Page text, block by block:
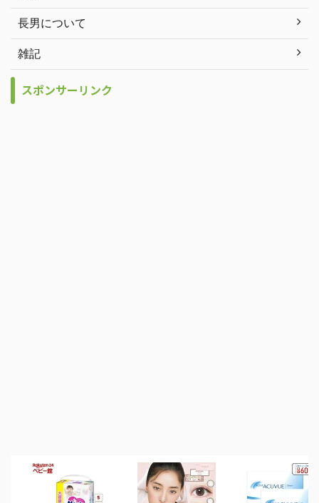
長男について
雑記
スポンサーリンク